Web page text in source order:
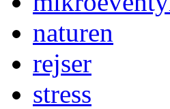
naturen
rejser
stress